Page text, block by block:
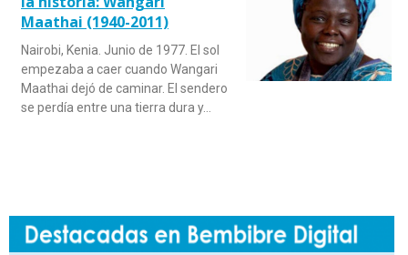
Maathai (1940-2011)
Nairobi, Kenia. Junio de 1977. El sol
empezaba a caer cuando Wangari
Maathai dejó de caminar. El sendero
se perdía entre una tierra dura y…